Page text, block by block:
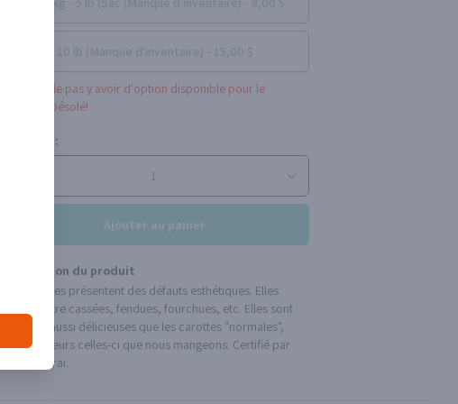
Il ne semble pas y avoir d'option disponible pour le
moment. Désolé!
Quantité:
Ajouter au panier
Description du produit
Ces carottes présentent des défauts esthétiques. Elles
peuvent être cassées, fendues, fourchues, etc. Elles sont
toutefois aussi délicieuses que les carottes "normales",
c'est d'ailleurs celles-ci que nous mangeons. Certifié par
Québec-Vrai.